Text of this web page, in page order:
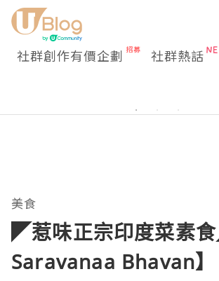
社群創作有價企劃 社群熱話
美食
◤惹味正宗印度菜素
Saravanaa Bhavan】